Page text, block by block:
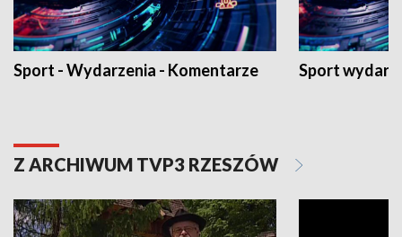
Sport - Wydarzenia - Komentarze Sport
Z ARCHIWUM TVP3 RZESZÓW